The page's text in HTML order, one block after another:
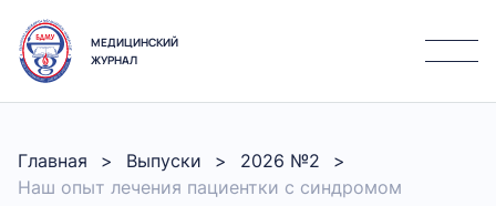
МЕДИЦИНСКИЙ
ЖУРНАЛ
Главная Выпуски
2026 №2
Наш опыт лечения пациентки с синдромом